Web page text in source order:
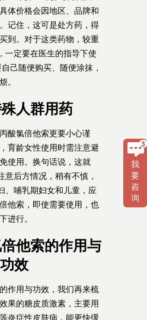
体价格会因地区、品牌和
记住，这可是处方药，得
到。对于这类药物，较重
一定要在医生的指导下使
己随便购买、随便涂抹，
。
人群用药
酸氯倍他索更要小心谨
育龄女性使用时需注意避
使用。换句话说，这就
意后方情况，稍有不慎，
、哺乳期妇女和儿童，应
他索，即使需要使用，也
进行。
他索的作用与
功效
作用与功效，我们再来梳
果的糖皮质激素，主要用
炎症性皮肤病，能更快缓
我
要
咨
询